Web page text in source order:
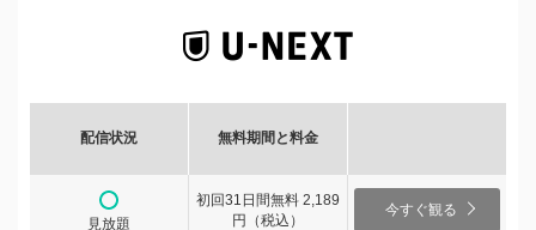
配信状況 無料期間と料金
見放題
初回31日間無料 2,189
円（税込）
今すぐ観る